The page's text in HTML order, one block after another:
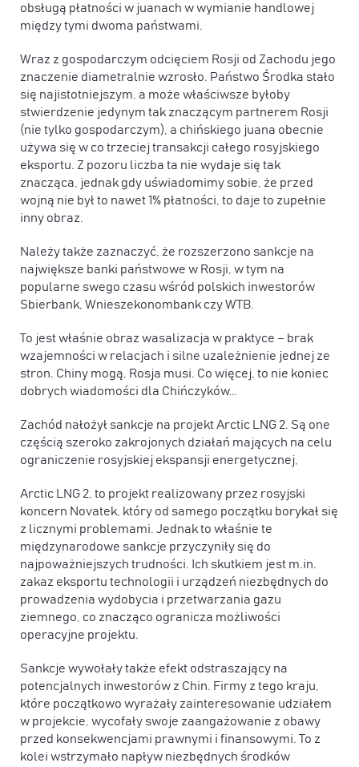
obsługą płatności w juanach w wymianie handlowej
między tymi dwoma państwami.
Wraz z gospodarczym odcięciem Rosji od Zachodu jego
znaczenie diametralnie wzrosło. Państwo Środka stało
się najistotniejszym, a może właściwsze byłoby
stwierdzenie jedynym tak znaczącym partnerem Rosji
(nie tylko gospodarczym), a chińskiego juana obecnie
używa się w co trzeciej transakcji całego rosyjskiego
eksportu. Z pozoru liczba ta nie wydaje się tak
znacząca, jednak gdy uświadomimy sobie, że przed
wojną nie był to nawet 1% płatności, to daje to zupełnie
inny obraz.
Należy także zaznaczyć, że rozszerzono sankcje na
największe banki państwowe w Rosji, w tym na
popularne swego czasu wśród polskich inwestorów
Sbierbank, Wnieszekonombank czy WTB.
To jest właśnie obraz wasalizacja w praktyce – brak
wzajemności w relacjach i silne uzależnienie jednej ze
stron. Chiny mogą, Rosja musi. Co więcej, to nie koniec
dobrych wiadomości dla Chińczyków…
Zachód nałożył sankcje na projekt Arctic LNG 2. Są one
częścią szeroko zakrojonych działań mających na celu
ograniczenie rosyjskiej ekspansji energetycznej,
Arctic LNG 2, to projekt realizowany przez rosyjski
koncern Novatek, który od samego początku borykał się
z licznymi problemami. Jednak to właśnie te
międzynarodowe sankcje przyczyniły się do
najpoważniejszych trudności. Ich skutkiem jest m.in.
zakaz eksportu technologii i urządzeń niezbędnych do
prowadzenia wydobycia i przetwarzania gazu
ziemnego, co znacząco ogranicza możliwości
operacyjne projektu.
Sankcje wywołały także efekt odstraszający na
potencjalnych inwestorów z Chin. Firmy z tego kraju,
które początkowo wyrażały zainteresowanie udziałem
w projekcie, wycofały swoje zaangażowanie z obawy
przed konsekwencjami prawnymi i finansowymi. To z
kolei wstrzymało napływ niezbędnych środków